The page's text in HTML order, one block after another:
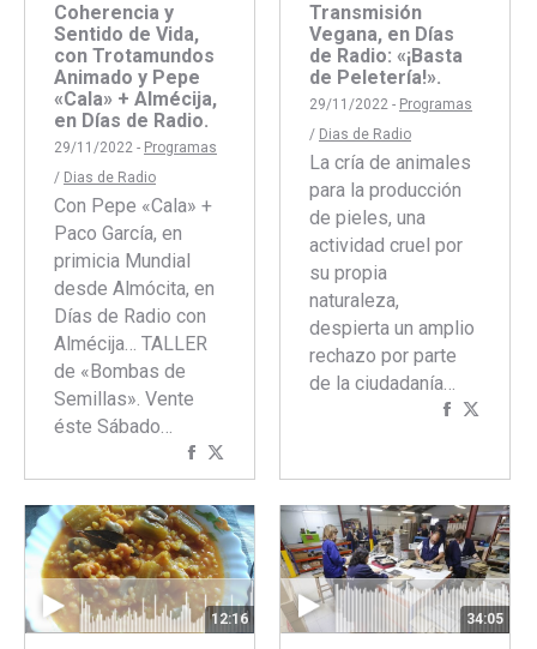
Coherencia y
Sentido de Vida,
con Trotamundos
Animado y Pepe
«Cala» + Almécija,
en Días de Radio.
29/11/2022 - Programas
/ Dias de Radio
Con Pepe «Cala» +
Paco García, en
primicia Mundial
desde Almócita, en
Días de Radio con
Almécija… TALLER
de «Bombas de
Semillas». Vente
éste Sábado…
Compartir
con
Facebook
con
Twitter
Transmisión
Vegana, en Días
de Radio: «¡Basta
de Peletería!».
29/11/2022 - Programas
/ Dias de Radio
La cría de animales
para la producción
de pieles, una
actividad cruel por
su propia
naturaleza,
despierta un amplio
rechazo por parte
de la ciudadanía…
Compartir
12:16 34:05